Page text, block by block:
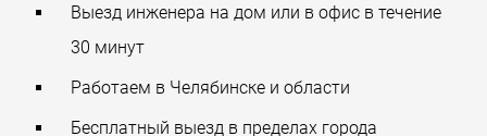
Выезд инженера на дом или в офис в течение
30 минут
Работаем в Челябинске и области
Бесплатный выезд в пределах города